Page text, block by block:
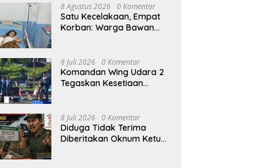
8 Agustus 2026 0 Komentar
Satu Kecelakaan, Empat
Korban: Warga Bawan
Berikutnya untuk
Mendapat Lampu Jalan?
8 Juli 2026 0 Komentar
Komandan Wing Udara 2
Tegaskan Kesetiaan
Bukan Beban Satuan
8 Juli 2026 0 Komentar
Diduga Tidak Terima
Diberitakan Oknum Ketua